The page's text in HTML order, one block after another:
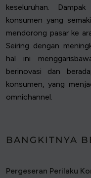
keseluruhan.
konsumen yang
mendorong pasar ke
Seiring dengan
hal ini
berinovasi dan
konsumen, yang
omnichannel.
BANGKITNYA
Pergeseran Perilaku